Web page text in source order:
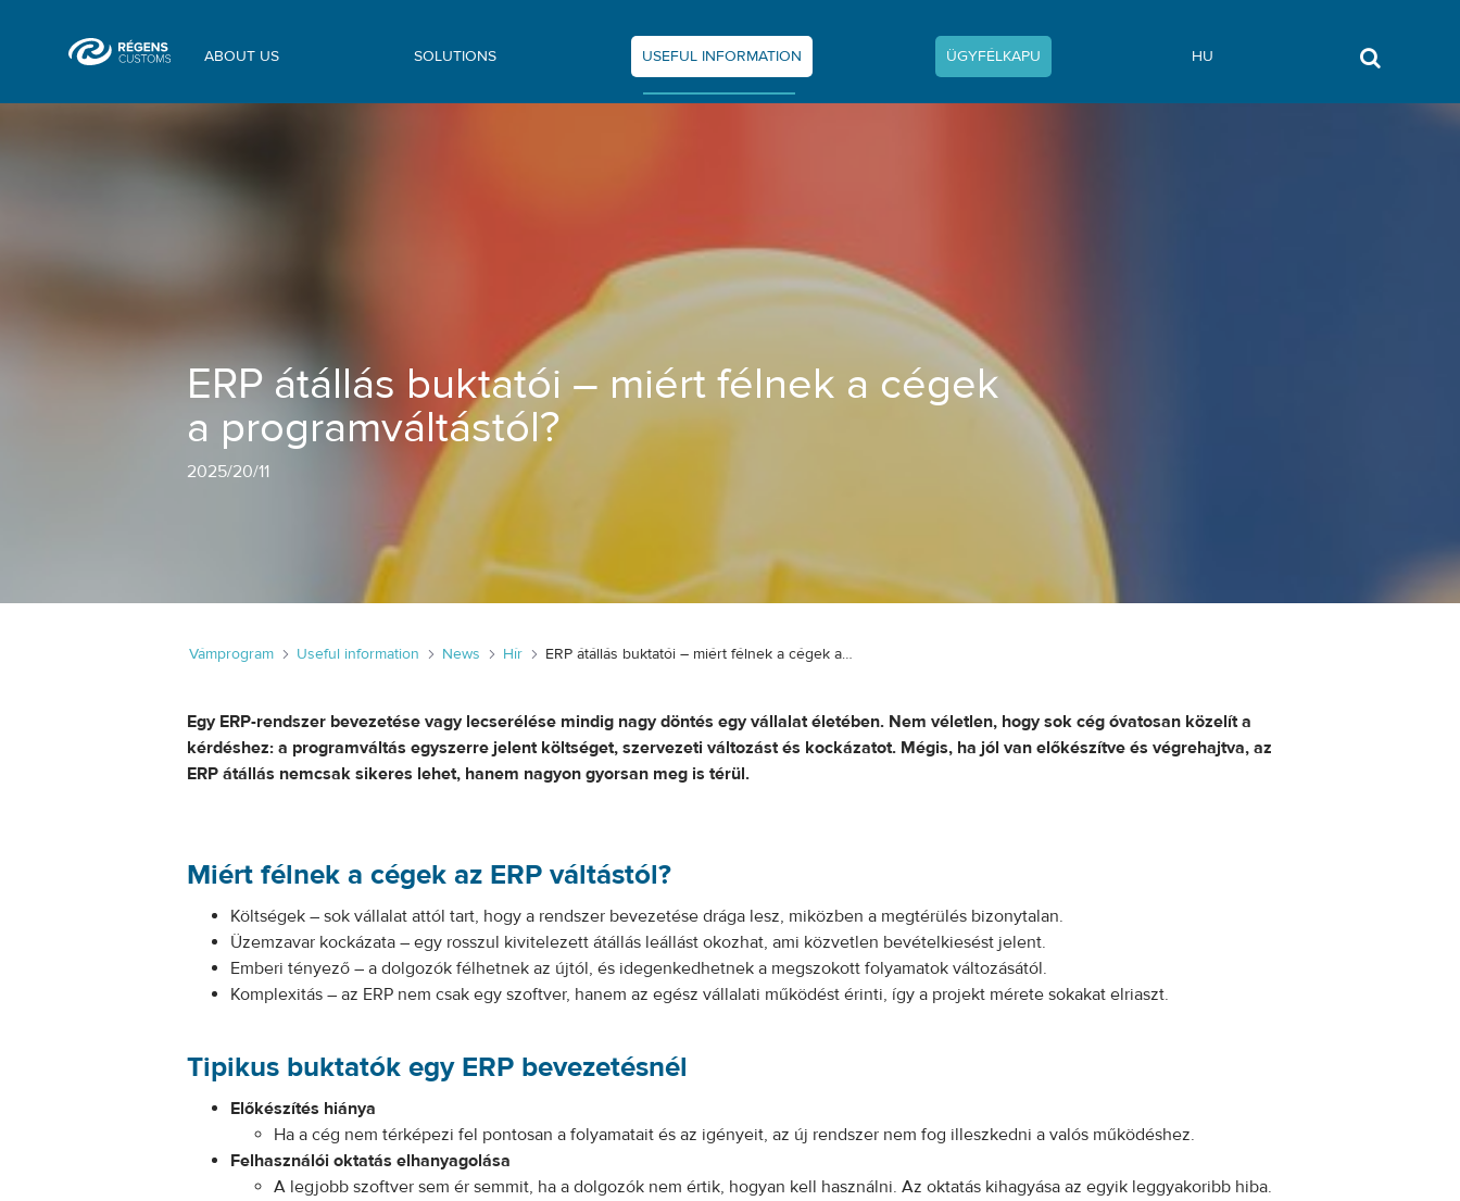
ABOUT US SOLUTIONS USEFUL INFORMATION ÜGYFÉLKAPU HU
ERP átállás buktatói – miért félnek a cégek a programváltástól? - Vámprogram
Vámprogram Useful information News Hír ERP átállás buktatói – miért félnek a cégek a programváltástól?
ERP átállás buktatói – miért félnek a cégek
a programváltástól?
2025/20/11
Egy ERP-rendszer bevezetése vagy lecserélése mindig nagy döntés egy vállalat életében. Nem véletlen, hogy sok cég óvatosan közelít a
kérdéshez: a programváltás egyszerre jelent költséget, szervezeti változást és kockázatot. Mégis, ha jól van előkészítve és végrehajtva, az
ERP átállás nemcsak sikeres lehet, hanem nagyon gyorsan meg is térül.
Miért félnek a cégek az ERP váltástól?
Költségek – sok vállalat attól tart, hogy a rendszer bevezetése drága lesz, miközben a megtérülés bizonytalan.
Üzemzavar kockázata – egy rosszul kivitelezett átállás leállást okozhat, ami közvetlen bevételkiesést jelent.
Emberi tényező – a dolgozók félhetnek az újtól, és idegenkedhetnek a megszokott folyamatok változásától.
Komplexitás – az ERP nem csak egy szoftver, hanem az egész vállalati működést érinti, így a projekt mérete sokakat elriaszt.
Tipikus buktatók egy ERP bevezetésnél
Előkészítés hiánya
Ha a cég nem térképezi fel pontosan a folyamatait és az igényeit, az új rendszer nem fog illeszkedni a valós működéshez.
Felhasználói oktatás elhanyagolása
A legjobb szoftver sem ér semmit, ha a dolgozók nem értik, hogyan kell használni. Az oktatás kihagyása az egyik leggyakoribb hiba.